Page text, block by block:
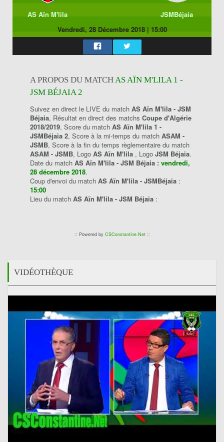
AS Aïn M'lila
JSMBéjaia
Vendredi, 28 Décembre 2018| 15:00
A PROPOS DU MATCHAS AÏN M'LILA 1 -
JSM BÉJAIA 2
Suivez en direct le LIVE du match AS Aïn M'lila - JSM
Béjaia, Résultat en direct des matchs Coupe d'Algérie
2018/2019, Score du match AS Aïn M'lila 1 -
JSMBéjaia 2, Score à la mi-temps du match ASAM -
JSMB, Score à la fin du temps règlementaire du match
ASAM - JSMB, Logo AS Aïn M'lila , Logo JSM Béjaia.
Date du match AS Aïn M'lila - JSM Béjaia : vendredi,
28 décembre 2018.
Coup d'envoi du match AS Aïn M'lila - JSMBéjaia :
15:00
Lieu du match AS Aïn M'lila - JSM Béjaia :
:: Powered by CSConstantine.Net::
VIDÉOTHÈQUE